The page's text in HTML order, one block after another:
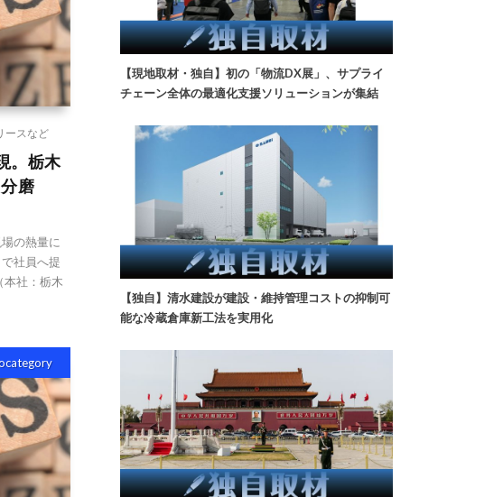
ースなど
。栃木
磨
の熱量に
社員へ提
本社：栃木
【現地取材・独自】初の「物流DX展」、サプライ
チェーン全体の最適化支援ソリューションが集結
【独自】清水建設が建設・維持管理コストの抑制可
能な冷蔵倉庫新工法を実用化